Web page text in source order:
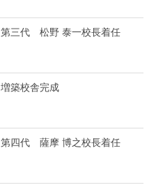
第三代 松野 泰一校長着任
増築校舎完成
第四代 薩摩 博之校長着任